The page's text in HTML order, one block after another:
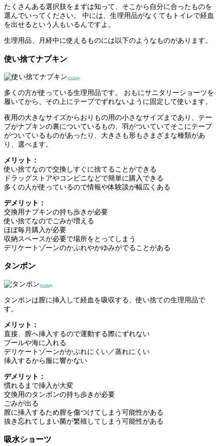
たくさんある選択肢をまずは知って、そこから自分に合ったものを
選んでいってください。 中には、生理用品がなくてもトイレで経血
を出せるという人もいるんですよ。
生理用品、月経中に使えるものには以下のようなものがあります。
使い捨てナプキン
pixabay
多くの方が使っている生理用品です。 おもにサニタリーショーツを
履いてから、その上にテープでずれないように固定して使います。
夜用の大きなサイズからおりもの用の小さなサイズまであり、テー
プがナプキンの裏についているもの、羽がついていてそこにテープ
がついているものがあったり、大きさも形もさまざまな種類があ
り、選べます。
メリット：
使い捨てなので交換しすぐに捨てることができる
ドラッグストアやコンビニなどで簡単に購入できる
多くの人が使っているので情報や体験談が幅広くある
デメリット：
交換用ナプキンの持ち歩きが必要
使い捨てなのでごみが増える
ほぼ毎月購入が必要
収納スペースが必要で場所をとってしまう
デリケートゾーンのかぶれやかゆみがでることがある
タンポン
pixabay
タンポンは膣に挿入して経血を吸収する、使い捨ての生理用品で
す。
メリット：
直接、膣へ挿入するので運動する際にずれない
プールや海に入れる
デリケートゾーンがかぶれにくい／蒸れにくい
挿入するから服に響かない
デメリット：
慣れるまで挿入が大変
交換用のタンポンの持ち歩きが必要
ごみが出る
膣に挿入するため膣を傷つけてしまう可能性がある
抜き忘れてしまい菌が繁殖してしまう可能性がある
吸水ショーツ